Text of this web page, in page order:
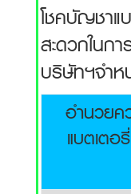
โชคบัญชาแ
สะดวกในก
บริษัทฯจำ
อำนวยค
แบตเต